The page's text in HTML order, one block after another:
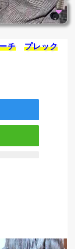
チ
プレック